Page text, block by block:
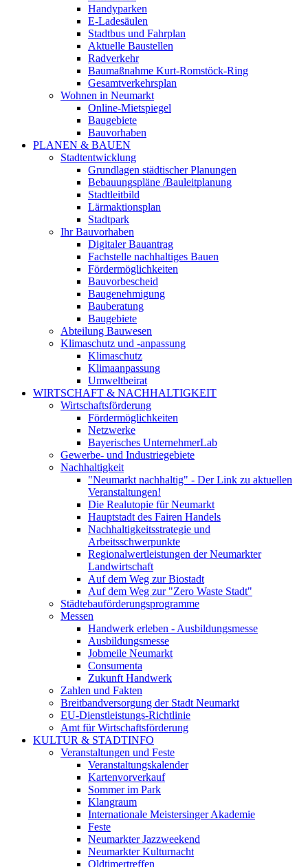
Handyparken
E-Ladesäulen
Stadtbus und Fahrplan
Aktuelle Baustellen
Radverkehr
Baumaßnahme Kurt-Romstöck-Ring
Gesamtverkehrsplan
Wohnen in Neumarkt
Online-Mietspiegel
Baugebiete
Bauvorhaben
PLANEN & BAUEN
Stadtentwicklung
Grundlagen städtischer Planungen
Bebauungspläne /Bauleitplanung
Stadtleitbild
Lärmaktionsplan
Stadtpark
Ihr Bauvorhaben
Digitaler Bauantrag
Fachstelle nachhaltiges Bauen
Fördermöglichkeiten
Bauvorbescheid
Baugenehmigung
Bauberatung
Baugebiete
Abteilung Bauwesen
Klimaschutz und -anpassung
Klimaschutz
Klimaanpassung
Umweltbeirat
WIRTSCHAFT & NACHHALTIGKEIT
Wirtschaftsförderung
Fördermöglichkeiten
Netzwerke
Bayerisches UnternehmerLab
Gewerbe- und Industriegebiete
Nachhaltigkeit
"Neumarkt nachhaltig" - Der Link zu aktuellen
Veranstaltungen!
Die Realutopie für Neumarkt
Hauptstadt des Fairen Handels
Nachhaltigkeitsstrategie und
Arbeitsschwerpunkte
Regionalwertleistungen der Neumarkter
Landwirtschaft
Auf dem Weg zur Biostadt
Auf dem Weg zur "Zero Waste Stadt"
Städtebauförderungsprogramme
Messen
Handwerk erleben - Ausbildungsmesse
Ausbildungsmesse
Jobmeile Neumarkt
Consumenta
Zukunft Handwerk
Zahlen und Fakten
Breitbandversorgung der Stadt Neumarkt
EU-Dienstleistungs-Richtlinie
Amt für Wirtschaftsförderung
KULTUR & STADTINFO
Veranstaltungen und Feste
Veranstaltungskalender
Kartenvorverkauf
Sommer im Park
Klangraum
Internationale Meistersinger Akademie
Feste
Neumarkter Jazzweekend
Neumarkter Kulturnacht
Oldtimertreffen